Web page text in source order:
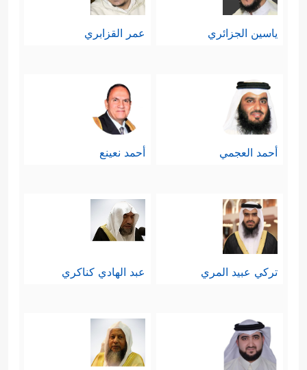
ياسين الجزائري عمر القزابري
أحمد العجمي أحمد نعينع
تركي عبيد المري عبد الهادي كناكري